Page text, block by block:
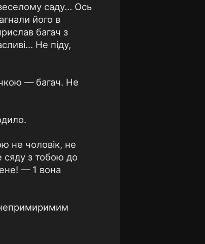
саду... Ось
його в
багач з
Не піду,
— багач. Не
не чоловік, не
сяду з тобою до
— 1 вона